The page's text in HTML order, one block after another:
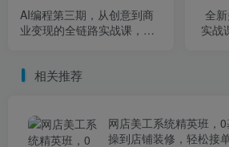
AI编程第三期，从创意到商
业变现的全链路实战课，真
全
实战
相关推荐
网店美工系统精英班，
操到店铺装修，轻松接